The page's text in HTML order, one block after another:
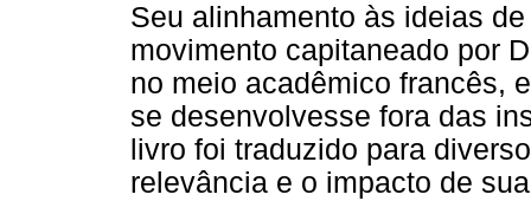
Seu alinhamento às ideias
movimento capitaneado por
no meio acadêmico francês,
se desenvolvesse fora das
livro foi traduzido para
relevância e o impacto de